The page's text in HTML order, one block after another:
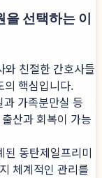
을 선택하는 이
와 친절한 간호사들
의 핵심입니다.
가족분만실 등
산과 회복이 가능
된 동탄제일프리미
체계적인 관리를